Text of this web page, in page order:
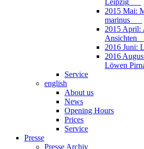
Leipzig___
2015 Mai:
marinus___
2015 April:
2016 Juni:
2016
Löwen
Service
english
About us
News
Opening Hours
Prices
Service
Presse
Presse Archiv